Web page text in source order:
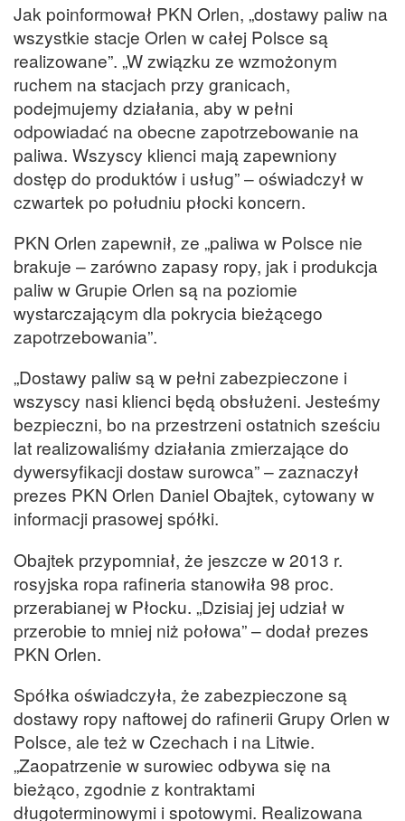
Jak poinformował PKN Orlen, „dostawy paliw na
wszystkie stacje Orlen w całej Polsce są
realizowane”. „W związku ze wzmożonym
ruchem na stacjach przy granicach,
podejmujemy działania, aby w pełni
odpowiadać na obecne zapotrzebowanie na
paliwa. Wszyscy klienci mają zapewniony
dostęp do produktów i usług” – oświadczył w
czwartek po południu płocki koncern.
PKN Orlen zapewnił, ze „paliwa w Polsce nie
brakuje – zarówno zapasy ropy, jak i produkcja
paliw w Grupie Orlen są na poziomie
wystarczającym dla pokrycia bieżącego
zapotrzebowania”.
„Dostawy paliw są w pełni zabezpieczone i
wszyscy nasi klienci będą obsłużeni. Jesteśmy
bezpieczni, bo na przestrzeni ostatnich sześciu
lat realizowaliśmy działania zmierzające do
dywersyfikacji dostaw surowca” – zaznaczył
prezes PKN Orlen Daniel Obajtek, cytowany w
informacji prasowej spółki.
Obajtek przypomniał, że jeszcze w 2013 r.
rosyjska ropa rafineria stanowiła 98 proc.
przerabianej w Płocku. „Dzisiaj jej udział w
przerobie to mniej niż połowa” – dodał prezes
PKN Orlen.
Spółka oświadczyła, że zabezpieczone są
dostawy ropy naftowej do rafinerii Grupy Orlen w
Polsce, ale też w Czechach i na Litwie.
„Zaopatrzenie w surowiec odbywa się na
bieżąco, zgodnie z kontraktami
długoterminowymi i spotowymi. Realizowana